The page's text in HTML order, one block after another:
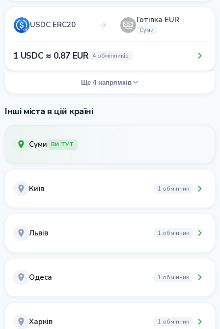
USDC ERC20 Готівка EUR
Суми
1 USDC ≈ 0.87 EUR 4 обмінників
Ще 4 напрямків
Інші міста в цій країні
Суми ВИ ТУТ
Київ 1 обмінник
Львів 1 обмінник
Одеса 1 обмінник
Харків 1 обмінник